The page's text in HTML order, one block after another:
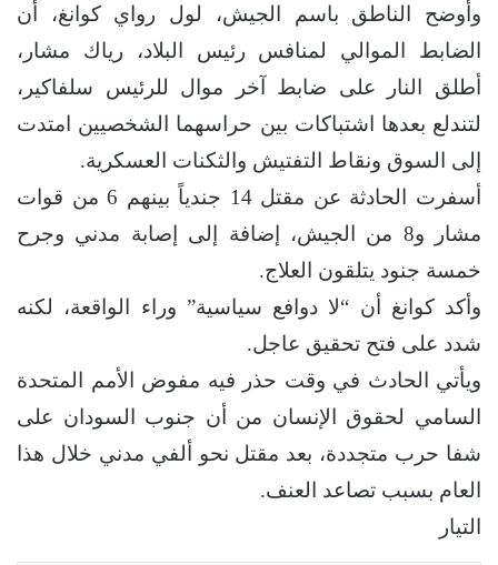
وأوضح الناطق باسم الجيش، لول رواي كوانغ، أن
الضابط الموالي لمنافس رئيس البلاد، رياك مشار،
أطلق النار على ضابط آخر موال للرئيس سلفاكير،
لتندلع بعدها اشتباكات بين حراسهما الشخصيين امتدت
إلى السوق ونقاط التفتيش والثكنات العسكرية.
أسفرت الحادثة عن مقتل 14 جندياً بينهم 6 من قوات
مشار و8 من الجيش، إضافة إلى إصابة مدني وجرح
خمسة جنود يتلقون العلاج.
وأكد كوانغ أن “لا دوافع سياسية” وراء الواقعة، لكنه
شدد على فتح تحقيق عاجل.
ويأتي الحادث في وقت حذر فيه مفوض الأمم المتحدة
السامي لحقوق الإنسان من أن جنوب السودان على
شفا حرب متجددة، بعد مقتل نحو ألفي مدني خلال هذا
العام بسبب تصاعد العنف.
التيار